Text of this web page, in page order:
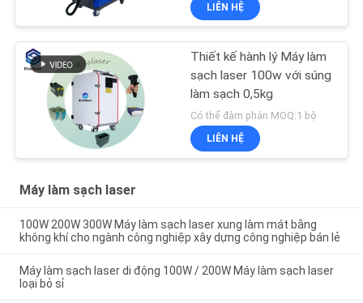
LIÊN HỆ
Thiết kế hành lý Máy làm
sạch laser 100w với súng
làm sạch 0,5kg
Có thể đàm phán MOQ:1 bộ
LIÊN HỆ
Máy làm sạch laser
100W 200W 300W Máy làm sạch laser xung làm mát bằng
không khí cho ngành công nghiệp xây dựng công nghiệp bán lẻ
Máy làm sạch laser di động 100W / 200W Máy làm sạch laser
loại bỏ sỉ